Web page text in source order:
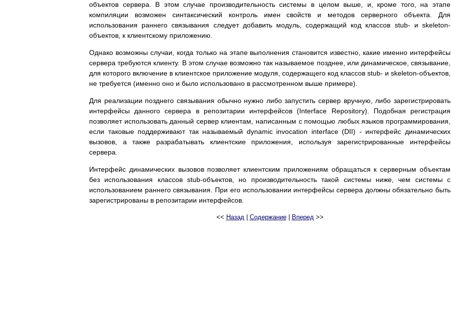
объектов сервера. В этом случае производительность системы в целом выше, и, кроме того, на этапе
компиляции возможен синтаксический контроль имен свойств и методов серверного объекта. Для
использования раннего связывания следует добавить модуль, содержащий код классов stub- и skeleton-
объектов, к клиентскому приложению.
Однако возможны случаи, когда только на этапе выполнения становится известно, какие именно интерфейсы
сервера требуются клиенту. В этом случае возможно так называемое позднее, или динамическое, связывание,
для которого включение в клиентское приложение модуля, содержащего код классов stub- и skeleton-объектов,
не требуется (именно оно и было использовано в рассмотренном выше примере).
Для реализации позднего связывания обычно нужно либо запустить сервер вручную, либо зарегистрировать
интерфейсы данного сервера в репозитарии интерфейсов (Interface Repository). Подобная регистрация
позволяет использовать данный сервер клиентам, написанным с помощью любых языков программирования,
если таковые поддерживают так называемый dynamic invocation interface (DII) - интерфейс динамических
вызовов, а также разрабатывать клиентские приложения, используя зарегистрированные интерфейсы
сервера.
Интерфейс динамических вызовов позволяет клиентским приложениям обращаться к серверным объектам
без использования классов stub-объектов, но производительность такой системы ниже, чем системы с
использованием раннего связывания. При его использовании интерфейсы сервера должны обязательно быть
зарегистрированы в репозитарии интерфейсов.
<< Назад| Содержание| Вперед>>